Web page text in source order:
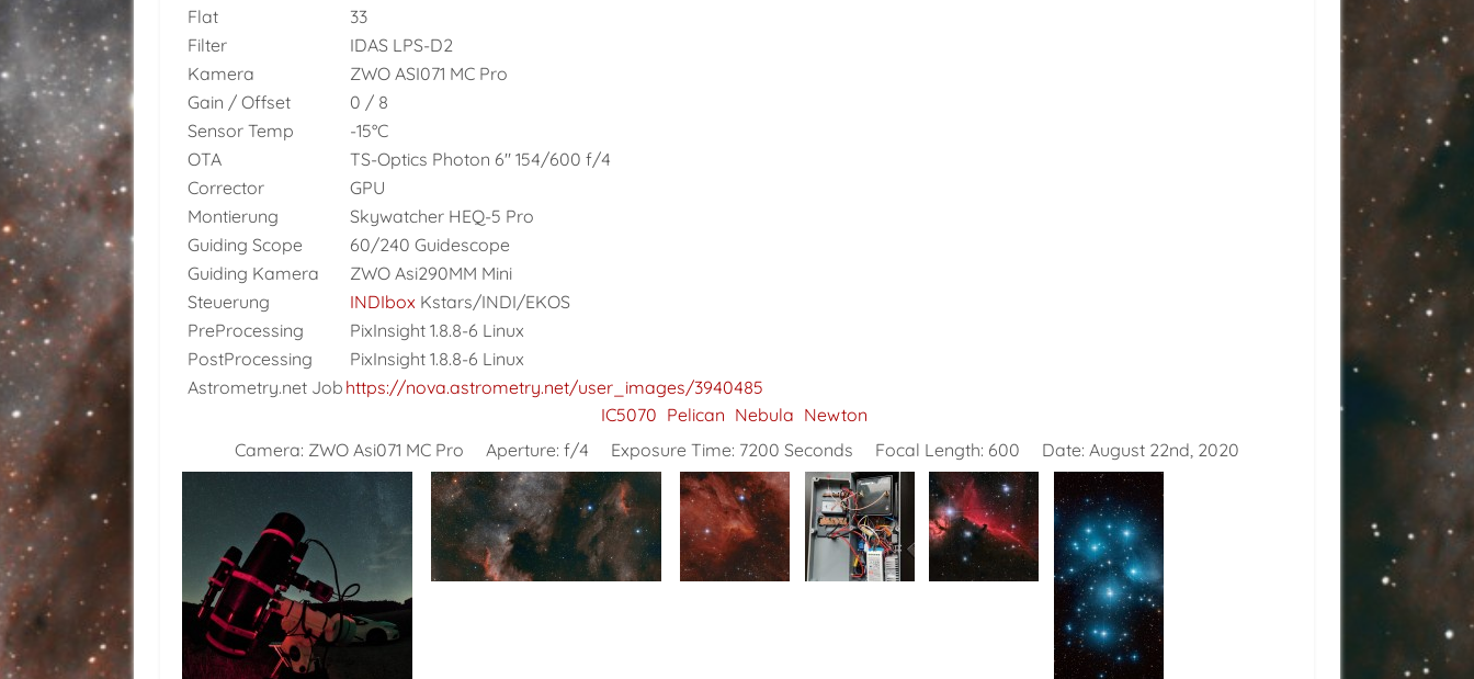
Flat
33
Filter
IDAS LPS-D2
Kamera
ZWO ASI071 MC Pro
Gain / Offset
0 / 8
Sensor Temp
-15°C
OTA
TS-Optics Photon 6" 154/600 f/4
Corrector
GPU
Montierung
Skywatcher HEQ-5 Pro
Guiding Scope
60/240 Guidescope
Guiding Kamera
ZWO Asi290MM Mini
Steuerung
INDIbox Kstars/INDI/EKOS
PreProcessing
PixInsight 1.8.8-6 Linux
PostProcessing
PixInsight 1.8.8-6 Linux
Astrometry.net Job https://nova.astrometry.net/user_images/3940485
IC5070 Pelican Nebula Newton
Camera: ZWO Asi071 MC Pro Aperture: f/4 Exposure Time: 7200 Seconds Focal Length: 600 Date: August 22nd, 2020